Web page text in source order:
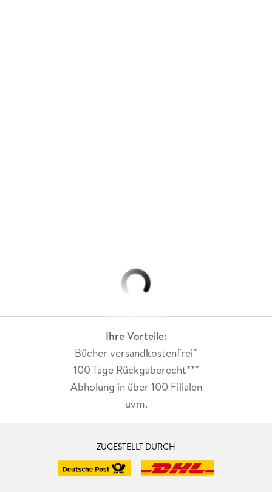
Ihre Vorteile:
Bücher versandkostenfrei*
100 Tage Rückgaberecht***
Abholung in über 100 Filialen
uvm.
ZUGESTELLT DURCH